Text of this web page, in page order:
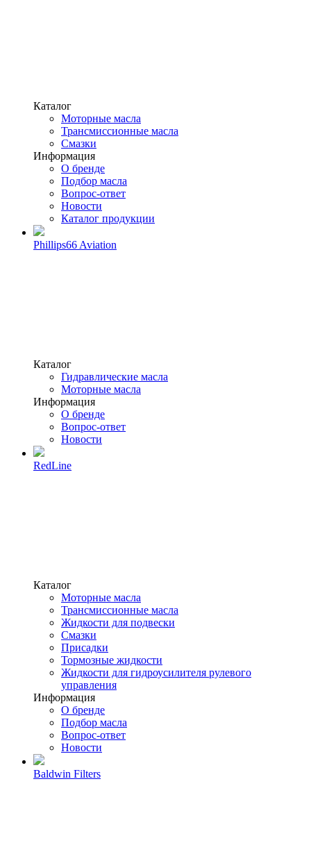
Каталог
Моторные масла
Трансмиссионные масла
Смазки
Информация
О бренде
Подбор масла
Вопрос-ответ
Новости
Каталог продукции
Phillips66 Aviation
Каталог
Гидравлические масла
Моторные масла
Информация
О бренде
Вопрос-ответ
Новости
RedLine
Каталог
Моторные масла
Трансмиссионные масла
Жидкости для подвески
Смазки
Присадки
Тормозные жидкости
Жидкости для гидроусилителя рулевого
управления
Информация
О бренде
Подбор масла
Вопрос-ответ
Новости
Baldwin Filters